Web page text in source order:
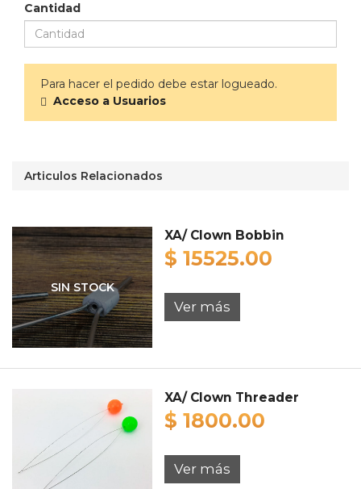
Cantidad
Para hacer el pedido debe estar logueado.
Acceso a Usuarios
Articulos Relacionados
SIN STOCK
XA/ Clown Bobbin
$ 15525.00
Ver más
XA/ Clown Threader
$ 1800.00
Ver más